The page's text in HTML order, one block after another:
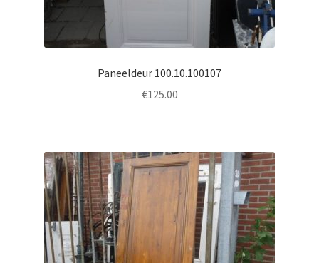
Paneeldeur 100.10.100107
€125.00